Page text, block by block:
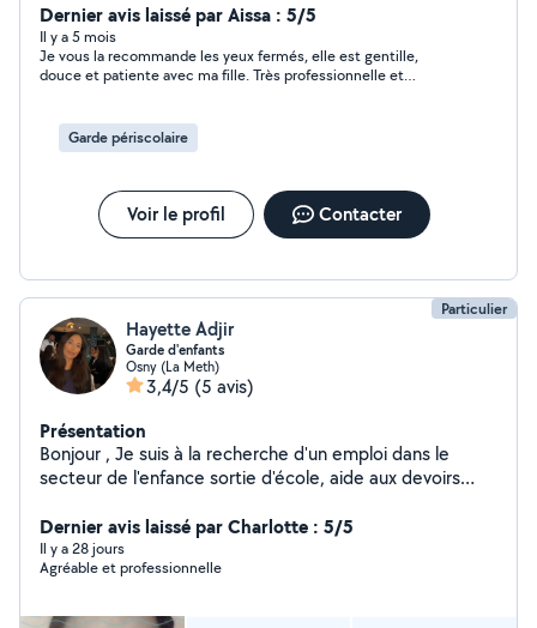
pour les cours
Dernier avis laissé par Aissa : 5/5
Il y a 5 mois
Je vous la recommande les yeux fermés, elle est gentille,
douce et patiente avec ma fille. Très professionnelle et
Garde périscolaire
Voir le profil Contacter
Particulier
Hayette Adjir
Garde d'enfants
Osny (La Meth)
3,4/5 (5 avis)
Présentation
Bonjour , Je suis à la recherche d'un emploi dans le
secteur de l'enfance sortie d'école, aide aux devoirs
dégourdi, et fiable . Merci
Dernier avis laissé par Charlotte : 5/5
Il y a 28 jours
Agréable et professionnelle